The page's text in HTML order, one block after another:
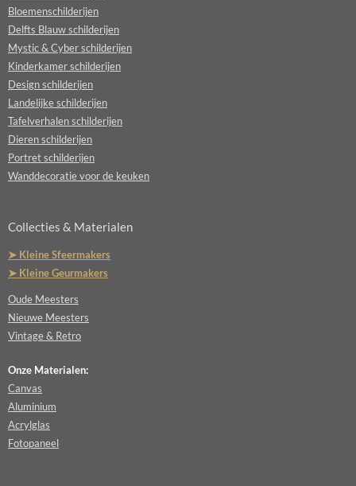
Bloemenschilderijen
Delfts Blauw schilderijen
Mystic & Cyber schilderijen
Kinderkamer schilderijen
Design schilderijen
Landelijke schilderijen
Tafelverhalen schilderijen
Dieren schilderijen
Portret schilderijen
Wanddecoratie voor de keuken
Collecties & Materialen
➤ Kleine Sfeermakers
➤ Kleine Geurmakers
Oude Meesters
Nieuwe Meesters
Vintage & Retro
Onze Materialen:
Canvas
Aluminium
Acrylglas
Fotopaneel